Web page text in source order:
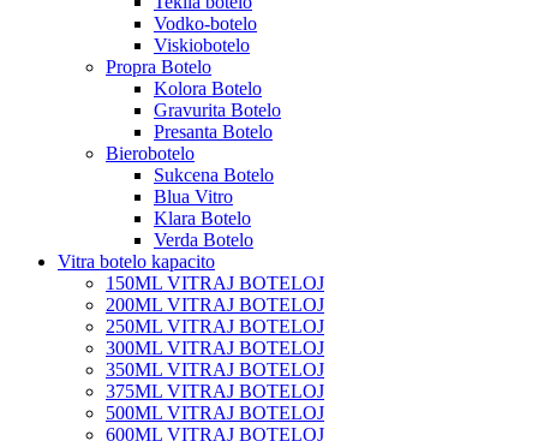
Vodko-botelo
Viskiobotelo
Propra Botelo
Kolora Botelo
Gravurita Botelo
Presanta Botelo
Bierobotelo
Sukcena Botelo
Blua Vitro
Klara Botelo
Verda Botelo
Vitra botelo kapacito
150ML VITRAJ BOTELOJ
200ML VITRAJ BOTELOJ
250ML VITRAJ BOTELOJ
300ML VITRAJ BOTELOJ
350ML VITRAJ BOTELOJ
375ML VITRAJ BOTELOJ
500ML VITRAJ BOTELOJ
600ML VITRAJ BOTELOJ